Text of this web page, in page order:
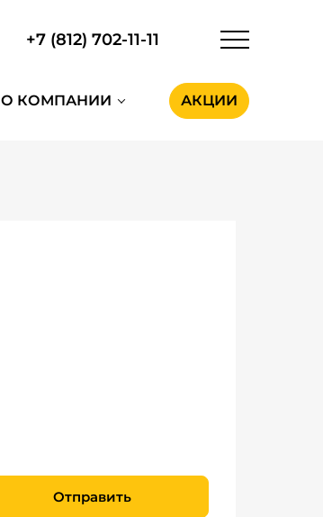
+7 (812) 702-11-11
О КОМПАНИИ АКЦИИ
Отправить